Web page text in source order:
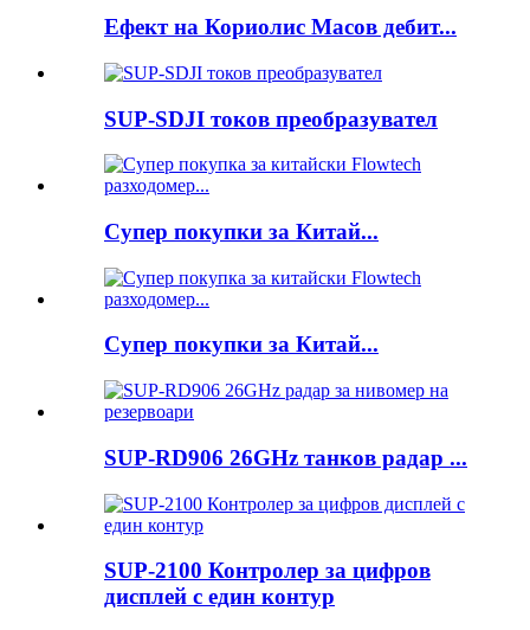
Ефект на Кориолис Масов дебит...
SUP-SDJI токов преобразувател
Супер покупки за Китай...
Супер покупки за Китай...
SUP-RD906 26GHz танков радар ...
SUP-2100 Контролер за цифров
дисплей с един контур